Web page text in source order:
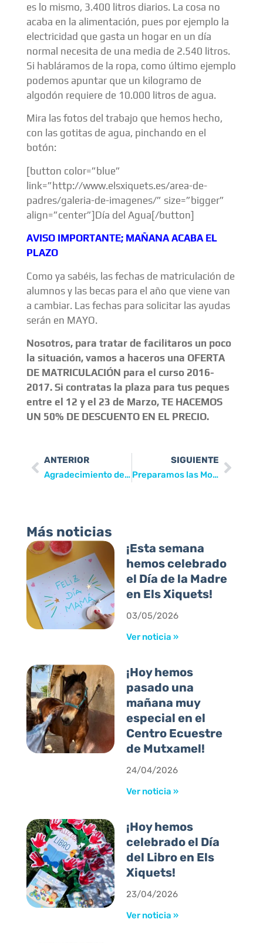
es lo mismo, 3.400 litros diarios. La cosa no
acaba en la alimentación, pues por ejemplo la
electricidad que gasta un hogar en un día
normal necesita de una media de 2.540 litros.
Si habláramos de la ropa, como último ejemplo
podemos apuntar que un kilogramo de
algodón requiere de 10.000 litros de agua.
Mira las fotos del trabajo que hemos hecho,
con las gotitas de agua, pinchando en el
botón:
[button color=”blue”
link=”http://www.elsxiquets.es/area-de-
padres/galeria-de-imagenes/” size=”bigger”
align=”center”]Día del Agua[/button]
AVISO IMPORTANTE; MAÑANA ACABA EL
PLAZO
Como ya sabéis, las fechas de matriculación de
alumnos y las becas para el año que viene van
a cambiar. Las fechas para solicitar las ayudas
serán en MAYO.
Nosotros, para tratar de facilitaros un poco
la situación, vamos a haceros una OFERTA
DE MATRICULACIÓN para el curso 2016-
2017. Si contratas la plaza para tus peques
entre el 12 y el 23 de Marzo, TE HACEMOS
UN 50% DE DESCUENTO EN EL PRECIO.
ANTERIOR
Agradecimiento de Cáritas de Mutxamel
SIGUIENTE
Preparamos las Monas de Pascua
Más noticias
¡Esta semana
hemos celebrado
el Día de la Madre
en Els Xiquets!
03/05/2026
Ver noticia »
¡Hoy hemos
pasado una
mañana muy
especial en el
Centro Ecuestre
de Mutxamel!
24/04/2026
Ver noticia »
¡Hoy hemos
celebrado el Día
del Libro en Els
Xiquets!
23/04/2026
Ver noticia »